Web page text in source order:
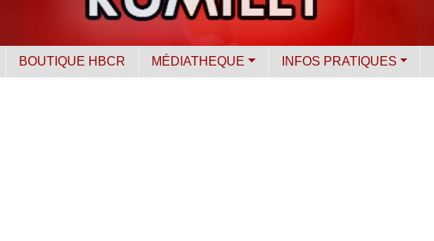
BOUTIQUE HBCR MÉDIATHEQUE INFOS PRATIQUES